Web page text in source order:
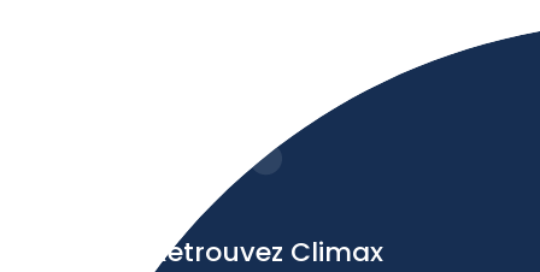
Retrouvez Climax